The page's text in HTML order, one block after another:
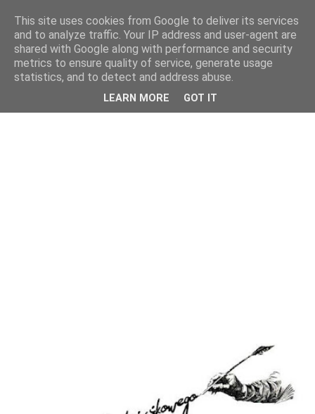
This site uses cookies from Google to deliver its services
and to analyze traffic. Your IP address and user-agent are
shared with Google along with performance and security
metrics to ensure quality of service, generate usage
statistics, and to detect and address abuse.
LEARN MORE GOT IT